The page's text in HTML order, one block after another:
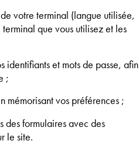
votre terminal (langue utilisée,
que vous utilisez et les
identifiants et mots de passe, afin
;
mémorisant vos préférences ;
des formulaires avec des
le site.